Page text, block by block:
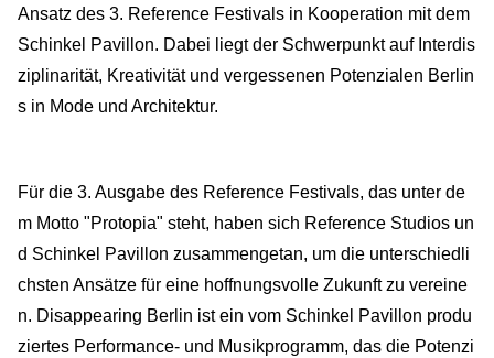
Ansatz des 3. Reference Festivals in Kooperation mit dem
Schinkel Pavillon. Dabei liegt der Schwerpunkt auf Interdis
ziplinarität, Kreativität und vergessenen Potenzialen Berlin
s in Mode und Architektur.
Für die 3. Ausgabe des Reference Festivals, das unter de
m Motto "Protopia" steht, haben sich Reference Studios un
d Schinkel Pavillon zusammengetan, um die unterschiedli
chsten Ansätze für eine hoffnungsvolle Zukunft zu vereine
n. Disappearing Berlin ist ein vom Schinkel Pavillon produ
ziertes Performance- und Musikprogramm, das die Potenzi